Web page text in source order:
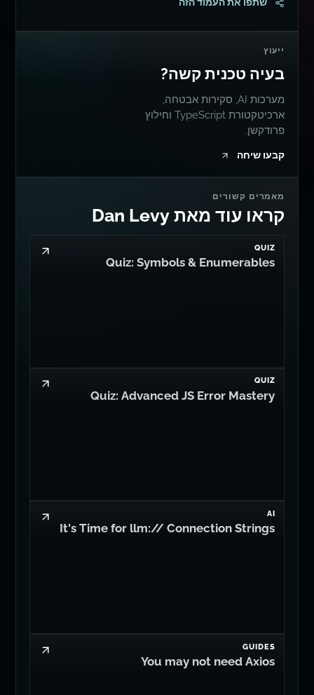
שתפו את העמוד הזה
ייעוץ
בעיה טכנית קשה?
מערכות AI, סקירות אבטחה,
ארכיטקטורת TypeScript וחילוץ
פרודקשן.
קבעו שיחה
מאמרים קשורים
קראו עוד מאת Dan Levy
QUIZ
Quiz: Symbols & Enumerables
QUIZ
Quiz: Advanced JS Error Mastery
AI
It's Time for llm:// Connection Strings
GUIDES
You may not need Axios